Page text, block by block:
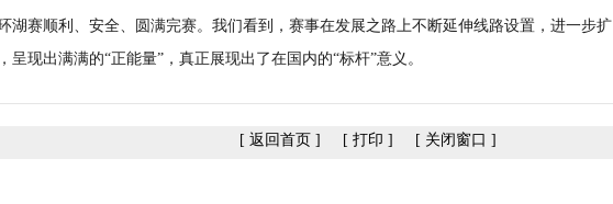
赛顺利、安全、圆满完赛。我们看到，赛事在发展之路上不断延伸线路设置，进一步扩
呈现出满满的“正能量”，真正展现出了在国内的“标杆”意义。
[ 返回首页 ] [ 打印 ] [ 关闭窗口 ]